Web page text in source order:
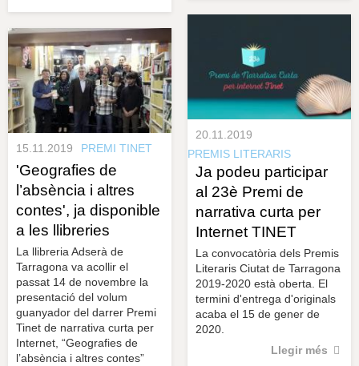
20.11.2019
PREMIS LITERARIS
Ja podeu participar
al 23è Premi de
narrativa curta per
Internet TINET
La convocatòria dels Premis
Literaris Ciutat de Tarragona
2019-2020 està oberta. El
termini d'entrega d'originals
acaba el 15 de gener de
2020.
Llegir més
15.11.2019 PREMI TINET
'Geografies de
l’absència i altres
contes', ja disponible
a les llibreries
La llibreria Adserà de
Tarragona va acollir el
passat 14 de novembre la
presentació del volum
guanyador del darrer Premi
Tinet de narrativa curta per
Internet, “Geografies de
l’absència i altres contes”